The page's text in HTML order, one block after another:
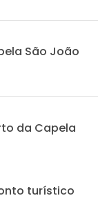
São João
da Capela
turístico